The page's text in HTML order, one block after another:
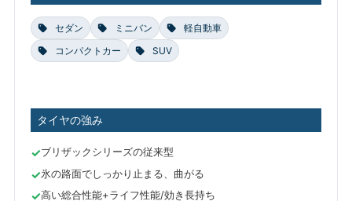
セダン ミニバン
軽自動車
コンパクトカー
SUV
タイヤの強み
ブリザックシリーズの従来型
氷の路面でしっかり止まる、曲がる
高い総合性能+ライフ性能/効き長持ち